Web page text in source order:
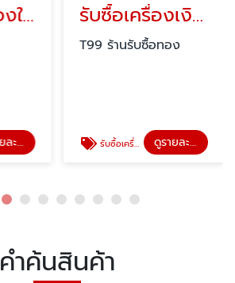
ร้านรับซื้อทองให้ราคาสูง ใกล้ฉัน
ดูรายละเอียด
รับซื้อเครื่องเงินด่วน กรุงเทพ
T99 ร้านรับซื้อทอง
รับซื้อเครื่องเงินด่วน กรุงเทพ ดูรายละเอียด
คำค้นสินค้า